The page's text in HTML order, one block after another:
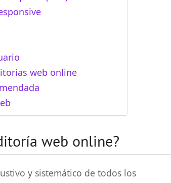
web online
web online?
y sistemático de todos los